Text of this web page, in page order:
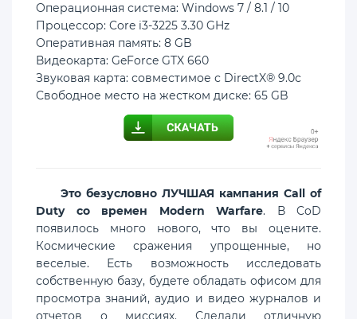
Операционная система: Windows 7 / 8.1 / 10
Процессор: Core i3-3225 3.30 GHz
Оперативная память: 8 GB
Видеокарта: GeForce GTX 660
Звуковая карта: совместимое с DirectX® 9.0с
Свободное место на жестком диске: 65 GB
Это безусловно ЛУЧШАЯ кампания Call of
Duty со времен Modern Warfare. В CoD
появилось много нового, что вы оцените.
Космические сражения упрощенные, но
веселые. Есть возможность исследовать
собственную базу, будете обладать офисом для
просмотра знаний, аудио и видео журналов и
отчетов о миссиях. Сделали отличную